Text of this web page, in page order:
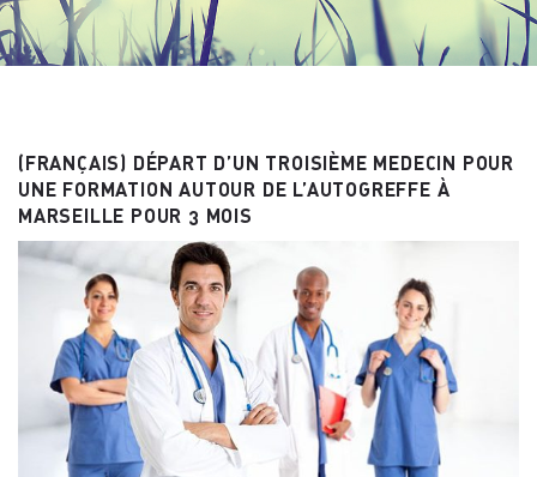
(FRANÇAIS) DÉPART D’UN TROISIÈME MEDECIN POUR
UNE FORMATION AUTOUR DE L’AUTOGREFFE À
MARSEILLE POUR 3 MOIS